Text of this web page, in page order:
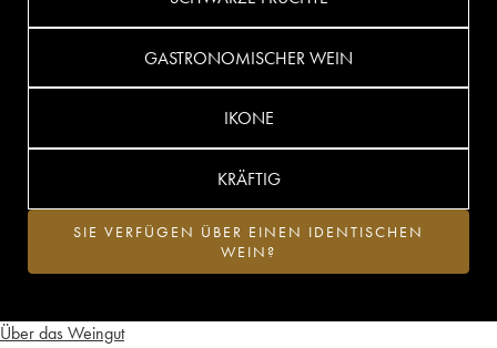
Über das Weingut
GASTRONOMISCHER WEIN
IKONE
KRÄFTIG
SIE VERFÜGEN ÜBER EINEN IDENTISCHEN
WEIN?